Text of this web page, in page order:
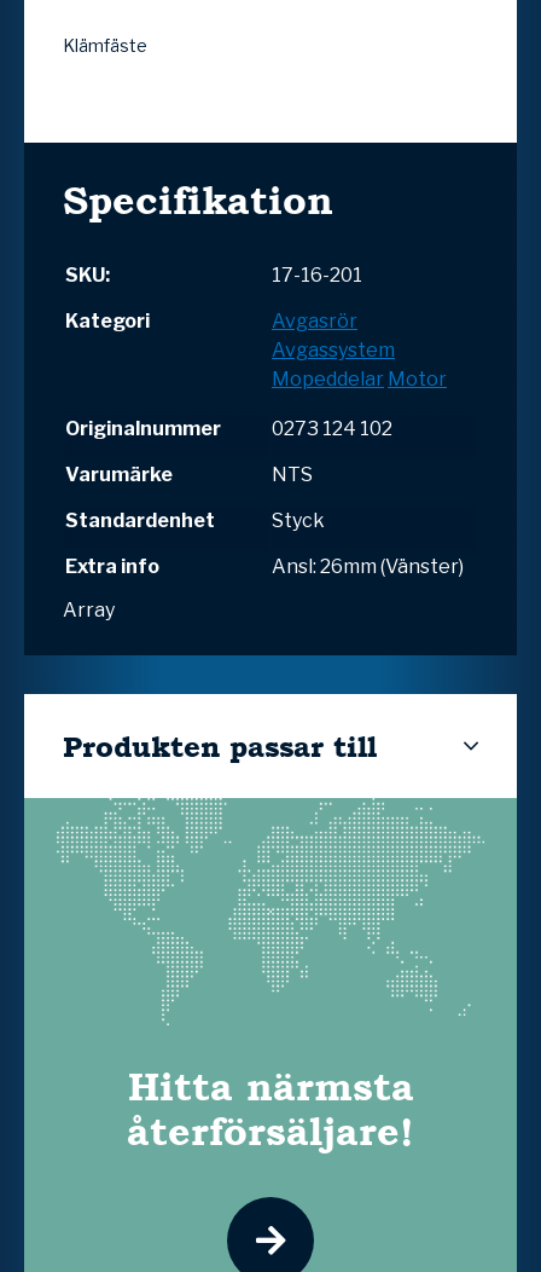
Klämfäste
Specifikation
SKU:
17-16-201
Kategori
Avgasrör
Avgassystem
Mopeddelar Motor
Originalnummer
0273 124 102
Varumärke
NTS
Standardenhet
Styck
Extra info
Ansl: 26mm (Vänster)
Array
Produkten passar till
Hitta närmsta
återförsäljare!